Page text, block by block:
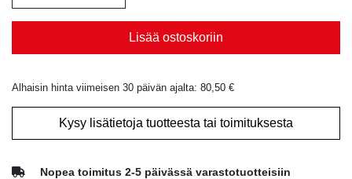
Lisää ostoskoriin
Alhaisin hinta viimeisen 30 päivän ajalta: 80,50 €
Kysy lisätietoja tuotteesta tai toimituksesta
Nopea toimitus 2-5 päivässä varastotuotteisiin